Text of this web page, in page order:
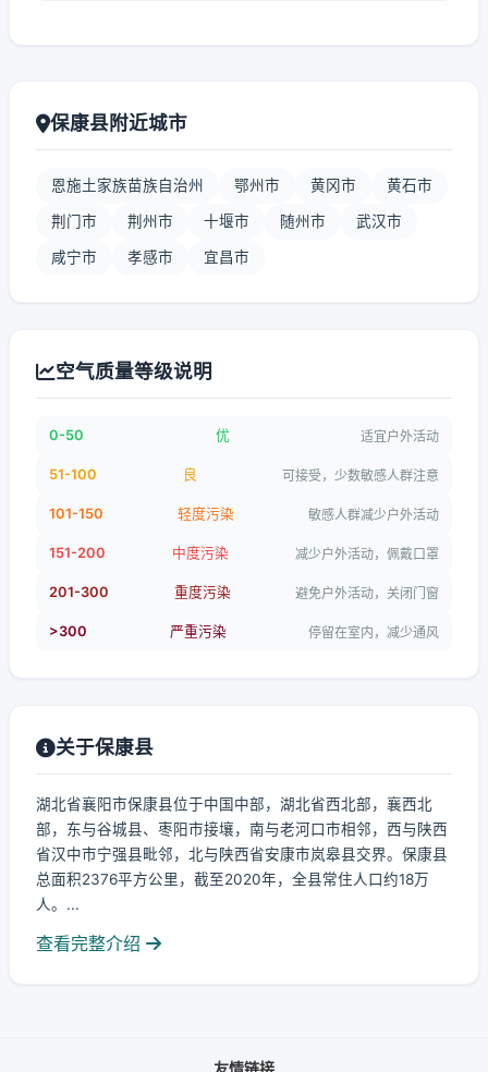
保康县附近城市
恩施土家族苗族自治州 鄂州市 黄冈市 黄石市
荆门市 荆州市 十堰市 随州市 武汉市
咸宁市 孝感市 宜昌市
空气质量等级说明
0-50 优 适宜户外活动
51-100 良 可接受，少数敏感人群注意
101-150 轻度污染 敏感人群减少户外活动
151-200 中度污染 减少户外活动，佩戴口罩
201-300 重度污染 避免户外活动，关闭门窗
>300 严重污染 停留在室内，减少通风
关于保康县
湖北省襄阳市保康县位于中国中部，湖北省西北部，襄西北
部，东与谷城县、枣阳市接壤，南与老河口市相邻，西与陕西
省汉中市宁强县毗邻，北与陕西省安康市岚皋县交界。保康县
总面积2376平方公里，截至2020年，全县常住人口约18万
人。...
查看完整介绍
友情链接